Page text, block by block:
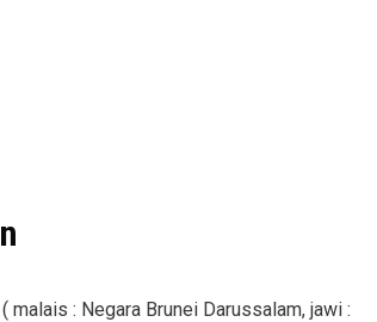
: Negara Brunei Darussalam, jawi :